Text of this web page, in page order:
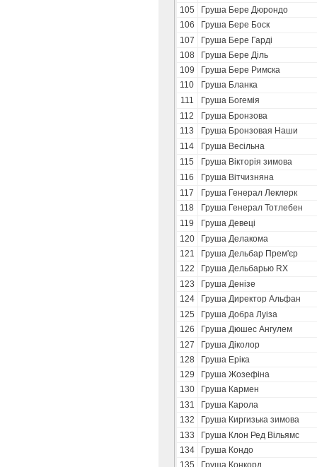
105
Груша Бере Дюрондо
106
Груша Бере Боск
107
Груша Бере Гарді
108
Груша Бере Діль
109
Груша Бере Римска
110
Груша Бланка
111
Груша Богемія
112
Груша Бронзова
113
Груша Бронзовая Наши
114
Груша Весільна
115
Груша Вікторія зимова
116
Груша Вітчизняна
117
Груша Генерал Леклерк
118
Груша Генерал Тотлебен
119
Груша Девеці
120
Груша Делакома
121
Груша Дельбар Прем'єр
122
Груша Дельбарью RX
123
Груша Денізе
124
Груша Директор Альфан
125
Груша Добра Луіза
126
Груша Дюшес Ангулем
127
Груша Діколор
128
Груша Еріка
129
Груша Жозефіна
130
Груша Кармен
131
Груша Карола
132
Груша Киргизька зимова
133
Груша Клон Ред Вільямс
134
Груша Кондо
135
Груша Конкорд